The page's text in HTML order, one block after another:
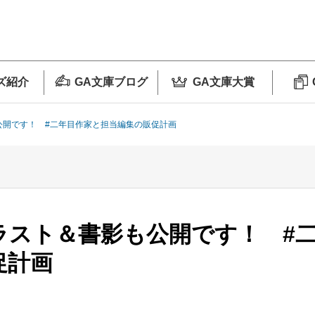
紹介 GA文庫ブログ GA文庫大賞
開です！ #二年目作家と担当編集の販促計画
スト＆書影も公開です！ #
計画